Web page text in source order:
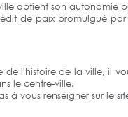
obtient son autonomie
de paix promulgué
de l'histoire de la ville, il
le centre-ville.
à vous renseigner sur le